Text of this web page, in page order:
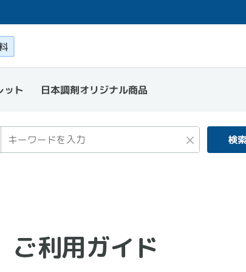
ット 日本調剤オリジナル商品
× 検
ご利用ガイド